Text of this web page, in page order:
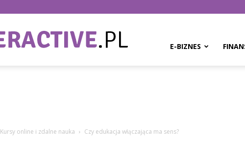
E-BIZNES
Kursy online i zdalne nauka Czy edukacja włączająca ma sens?